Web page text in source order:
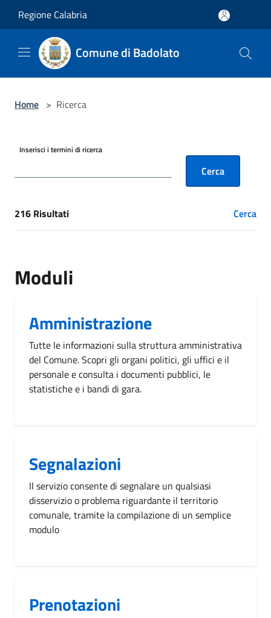
Regione Calabria
Comune di Badolato
Home > Ricerca
Inserisci i termini di ricerca
Cerca
[results] Risultati
216 Risultati Cerca
Moduli
Amministrazione
Tutte le informazioni sulla struttura amministrativa
del Comune. Scopri gli organi politici, gli uffici e il
personale e consulta i documenti pubblici, le
statistiche e i bandi di gara.
Segnalazioni
Il servizio consente di segnalare un qualsiasi
disservizio o problema riguardante il territorio
comunale, tramite la compilazione di un semplice
modulo
Prenotazioni